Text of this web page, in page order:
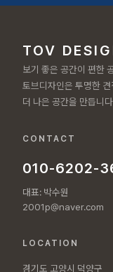
TOV
보기 좋은 공간이 편한
토브디자인은 투명한
더 나은 공간을 만듭니
CONTACT
010-6202-
대표: 박수원
2001p@naver.com
LOCATION
경기도 고양시 덕양구